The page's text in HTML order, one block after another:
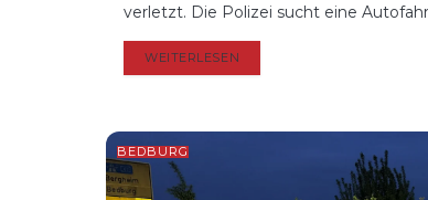
verletzt. Die Polizei sucht eine
WEITERLESEN
BEDBURG